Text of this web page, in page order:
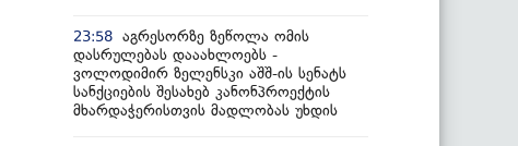
23:58 აგრესორზე ზეწოლა ომის
დასრულებას დააახლოებს -
ვოლოდიმირ ზელენსკი აშშ-ის სენატს
სანქციების შესახებ კანონპროექტის
მხარდაჭერისთვის მადლობას უხდის